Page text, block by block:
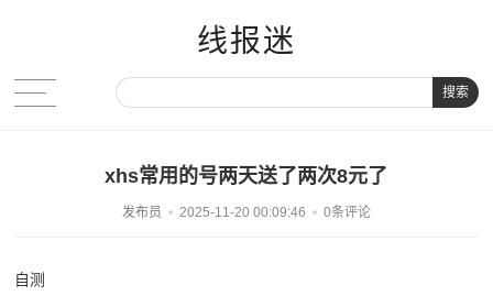
线报迷
搜索
xhs常用的号两天送了两次8元了
发布员 2025-11-20 00:09:46 0条评论
自测